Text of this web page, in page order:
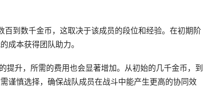
到数千金币，这取决于该成员的段位和经验。在初期阶
成本获得团队助力。
升，所需的费用也会显著增加。从初始的几千金币，到
谨慎选择，确保战队成员在战斗中能产生更高的协同效